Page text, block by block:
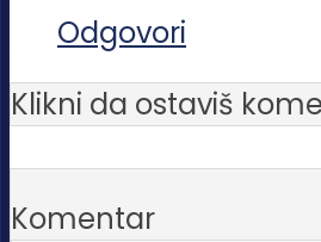
Odgovori
Klikni da ostaviš
Komentar